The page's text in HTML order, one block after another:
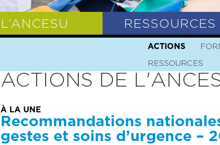
L’ANCESU
HISTOIRE
RESSOURCES
ACTIONS
RESSOURCES
ACTIONS DE
À LA UNE
Recommandations
gestes et soins d’urgence –